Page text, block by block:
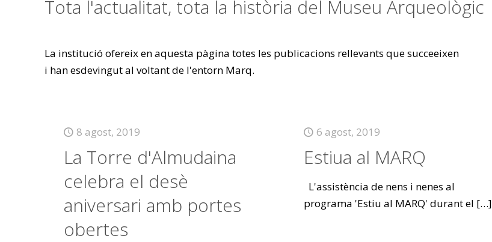
Tota l'actualitat, tota la història del Museu Arqueològic
La institució ofereix en aquesta pàgina totes les publicacions rellevants que succeeixen
i han esdevingut al voltant de l'entorn Marq.
8 agost, 2019
La Torre d'Almudaina
celebra el desè
aniversari amb portes
obertes
6 agost, 2019
Estiua al MARQ
L'assistència de nens i nenes al
programa 'Estiu al MARQ' durant el […]